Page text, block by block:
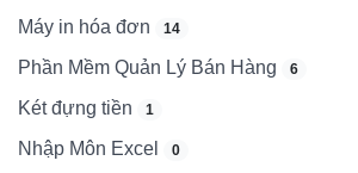
Máy in hóa đơn 14
Phần Mềm Quản Lý Bán Hàng 6
Két đựng tiền 1
Nhập Môn Excel 0